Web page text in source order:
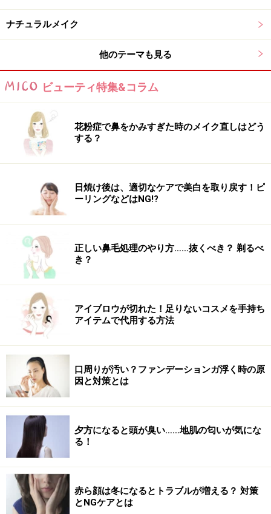
ナチュラルメイク
他のテーマも見る
ビューティ特集&コラム
花粉症で鼻をかみすぎた時のメイク直しはどう
する？
日焼け後は、適切なケアで美白を取り戻す！ピ
ーリングなどはNG!?
正しい鼻毛処理のやり方……抜くべき？ 剃るべ
き？
アイブロウが切れた！足りないコスメを手持ち
アイテムで代用する方法
口周りが汚い？ファンデーションガ浮く時の原
因と対策とは
夕方になると頭が臭い……地肌の匂いが気にな
る！
赤ら顔は冬になるとトラブルが増える？ 対策
とNGケアとは